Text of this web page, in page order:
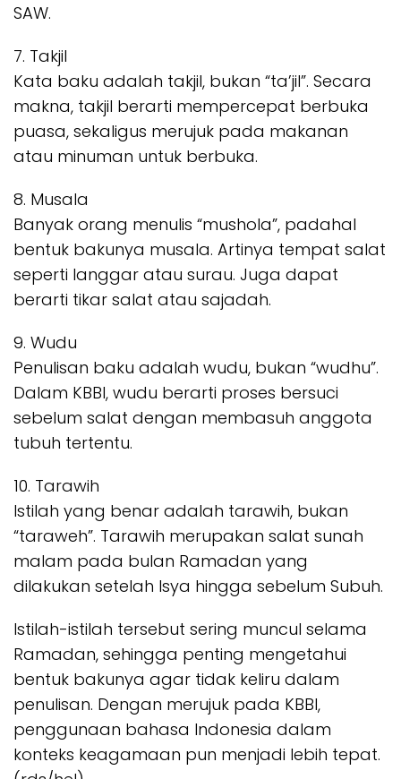
SAW.
7. Takjil
Kata baku adalah takjil, bukan “ta’jil”. Secara
makna, takjil berarti mempercepat berbuka
puasa, sekaligus merujuk pada makanan
atau minuman untuk berbuka.
8. Musala
Banyak orang menulis “mushola”, padahal
bentuk bakunya musala. Artinya tempat salat
seperti langgar atau surau. Juga dapat
berarti tikar salat atau sajadah.
9. Wudu
Penulisan baku adalah wudu, bukan “wudhu”.
Dalam KBBI, wudu berarti proses bersuci
sebelum salat dengan membasuh anggota
tubuh tertentu.
10. Tarawih
Istilah yang benar adalah tarawih, bukan
“taraweh”. Tarawih merupakan salat sunah
malam pada bulan Ramadan yang
dilakukan setelah Isya hingga sebelum Subuh.
Istilah-istilah tersebut sering muncul selama
Ramadan, sehingga penting mengetahui
bentuk bakunya agar tidak keliru dalam
penulisan. Dengan merujuk pada KBBI,
penggunaan bahasa Indonesia dalam
konteks keagamaan pun menjadi lebih tepat.